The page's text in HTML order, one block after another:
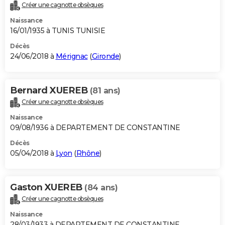
Créer une cagnotte obsèques
Naissance
16/01/1935 à TUNIS TUNISIE
Décès
24/06/2018 à Mérignac(Gironde)
Bernard XUEREB (81 ans)
Créer une cagnotte obsèques
Naissance
09/08/1936 à DEPARTEMENT DE CONSTANTINE
Décès
05/04/2018 à Lyon (Rhône)
Gaston XUEREB (84 ans)
Créer une cagnotte obsèques
Naissance